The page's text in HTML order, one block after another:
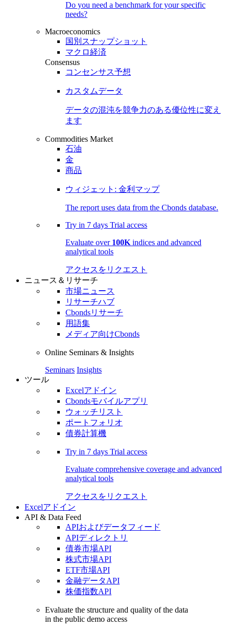
Do you need a benchmark for your specific
needs?
Macroeconomics
国別スナップショット
マクロ経済
Consensus
コンセンサス予想
カスタムデータ
データの混沌を競争力のある優位性に変え
ます
Commodities Market
石油
金
商品
ウィジェット: 金利マップ
The report uses data from the Cbonds database.
Try in 7 days Trial access
Evaluate over 100K indices and advanced
analytical tools
アクセスをリクエスト
ニュース＆リサーチ
市場ニュース
リサーチハブ
Cbondsリサーチ
用語集
メディア向けCbonds
Online Seminars & Insights
Seminars Insights
ツール
Excelアドイン
Cbondsモバイルアプリ
ウォッチリスト
ポートフォリオ
債券計算機
Try in 7 days Trial access
Evaluate comprehensive coverage and advanced
analytical tools
アクセスをリクエスト
Excelアドイン
API & Data Feed
APIおよびデータフィード
APIディレクトリ
債券市場API
株式市場API
ETF市場API
金融データAPI
株価指数API
Evaluate the structure and quality of the data
in the public demo access